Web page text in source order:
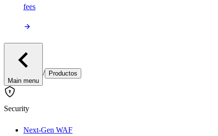
fees
Main menu
/ Productos
Security
Next-Gen WAF